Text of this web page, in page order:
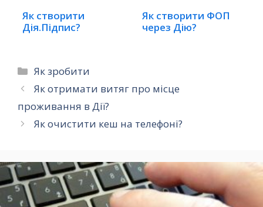
Як створити
Дія.Підпис?
Як створити ФОП
через Дію?
Категорії
Як зробити
Як отримати витяг про місце
проживання в Дії?
Як очистити кеш на телефоні?